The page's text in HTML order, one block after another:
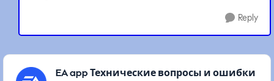
Reply
Featured Places
EA app Технические вопросы и ошибки